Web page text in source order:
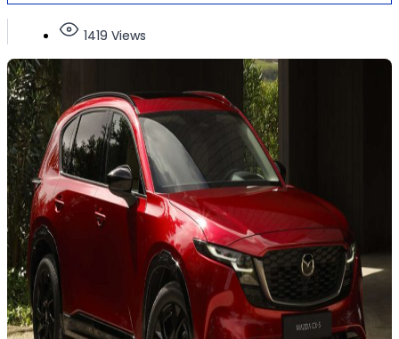
1419 Views